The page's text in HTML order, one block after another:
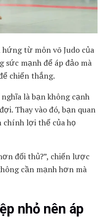
từ môn võ Judo của
sức mạnh để áp đảo mà
chiến thắng.
là bạn không cạnh
Thay vào đó, bạn quan
chính lợi thế của họ
đối thủ?”, chiến lược
cần mạnh hơn mà
nhỏ nên áp